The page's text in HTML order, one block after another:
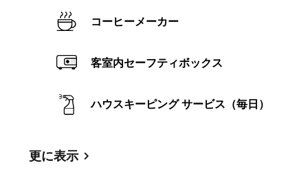
コーヒーメーカー
客室内セーフティボックス
ハウスキーピング サービス（毎日）
更に表示